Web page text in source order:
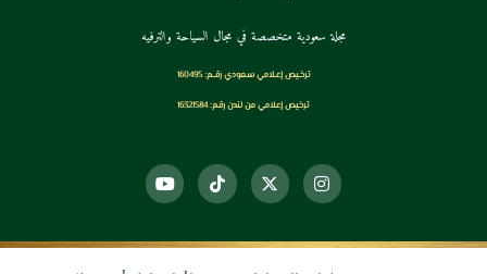
مجلة سعودية متخصصة في مجال السياحة والترفيه
ترخـيص إعـلامي سـعودي رقــم: 160495
ترخيص إعلامي من لندن رقم: 16321584